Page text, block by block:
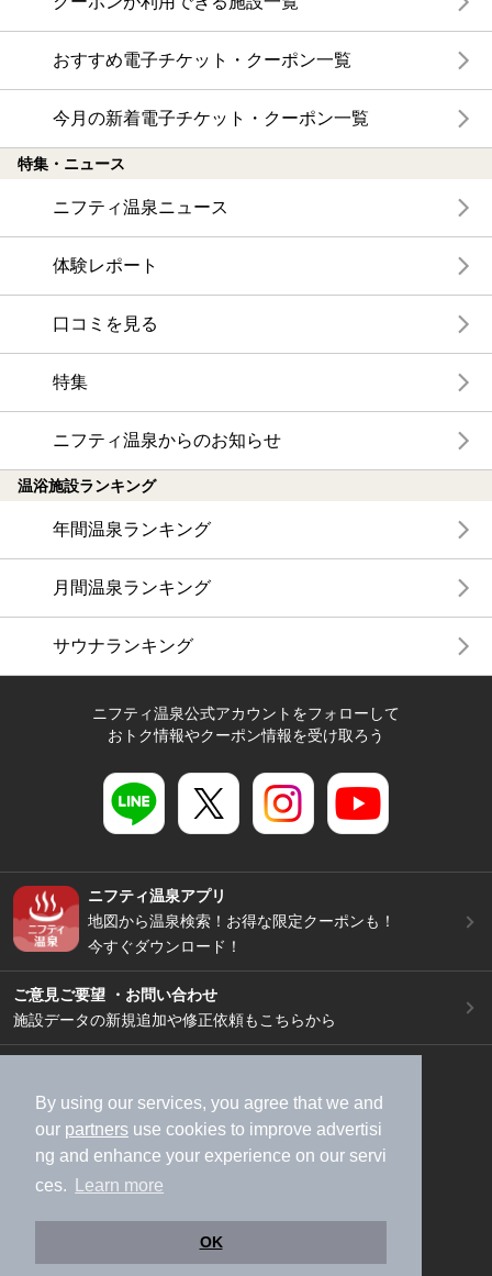
By using our services, you agree that we and
our partners use cookies to improve advertisi
ng and enhance your experience on our servi
ces.
Learn more
OK
おすすめ電子チケット・クーポン一覧
今月の新着電子チケット・クーポン一覧
特集・ニュース
ニフティ温泉ニュース
体験レポート
口コミを見る
特集
ニフティ温泉からのお知らせ
温浴施設ランキング
年間温泉ランキング
月間温泉ランキング
サウナランキング
ニフティ温泉公式アカウントをフォローして
おトク情報やクーポン情報を受け取ろう
ニフティ温泉アプリ
地図から温泉検索！お得な限定クーポンも！
今すぐダウンロード！
ご意見ご要望 ・お問い合わせ
施設データの新規追加や修正依頼もこちらから
加盟店募集（資料請求）
広告出稿のご案内
利用規約
ライフスタイルMEMBERS+規約
特定商取引法に基づく表記
ヘルプ
採用情報
運営会社